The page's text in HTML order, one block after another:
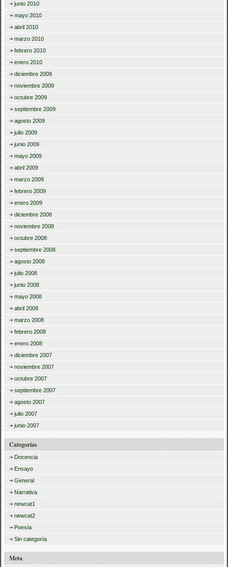
junio 2010
mayo 2010
abril 2010
marzo 2010
febrero 2010
enero 2010
diciembre 2009
noviembre 2009
octubre 2009
septiembre 2009
agosto 2009
julio 2009
junio 2009
mayo 2009
abril 2009
marzo 2009
febrero 2009
enero 2009
diciembre 2008
noviembre 2008
octubre 2008
septiembre 2008
agosto 2008
julio 2008
junio 2008
mayo 2008
abril 2008
marzo 2008
febrero 2008
enero 2008
diciembre 2007
noviembre 2007
octubre 2007
septiembre 2007
agosto 2007
julio 2007
junio 2007
Categorías
Docencia
Ensayo
General
Narrativa
newcat1
newcat2
Poesía
Sin categoría
Meta